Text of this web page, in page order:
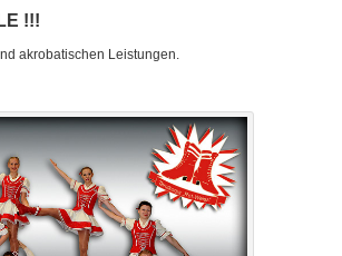
!!!
akrobatischen Leistungen.